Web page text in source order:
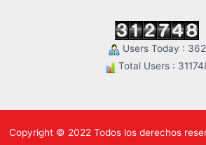
Users Today : 362
Total Users :
Copyright © 2022 Todos los derechos